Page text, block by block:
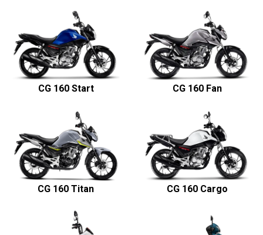
CG 160 Start CG 160 Fan
CG 160 Titan CG 160 Cargo